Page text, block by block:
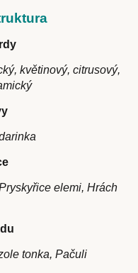
květinový, citrusový,
elemi, Hrách
tonka, Pačuli